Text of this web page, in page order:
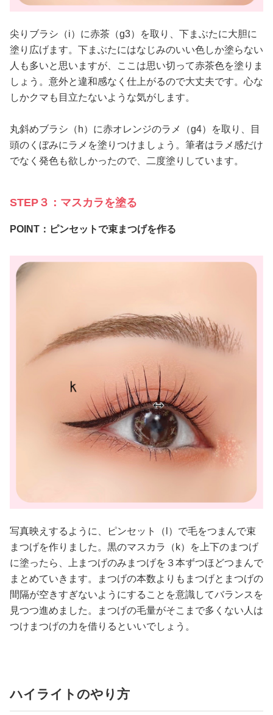
尖りブラシ（i）に赤茶（g3）を取り、下まぶたに大胆に
塗り広げます。下まぶたにはなじみのいい色しか塗らない
人も多いと思いますが、ここは思い切って赤茶色を塗りま
しょう。意外と違和感なく仕上がるので大丈夫です。心な
しかクマも目立たないような気がします。
丸斜めブラシ（h）に赤オレンジのラメ（g4）を取り、目
頭のくぼみにラメを塗りつけましょう。筆者はラメ感だけ
でなく発色も欲しかったので、二度塗りしています。
STEP３：マスカラを塗る
POINT：ピンセットで束まつげを作る
写真映えするように、ピンセット（l）で毛をつまんで束
まつげを作りました。黒のマスカラ（k）を上下のまつげ
に塗ったら、上まつげのみまつげを３本ずつほどつまんで
まとめていきます。まつげの本数よりもまつげとまつげの
間隔が空きすぎないようにすることを意識してバランスを
見つつ進めました。まつげの毛量がそこまで多くない人は
つけまつげの力を借りるといいでしょう。
ハイライトのやり方